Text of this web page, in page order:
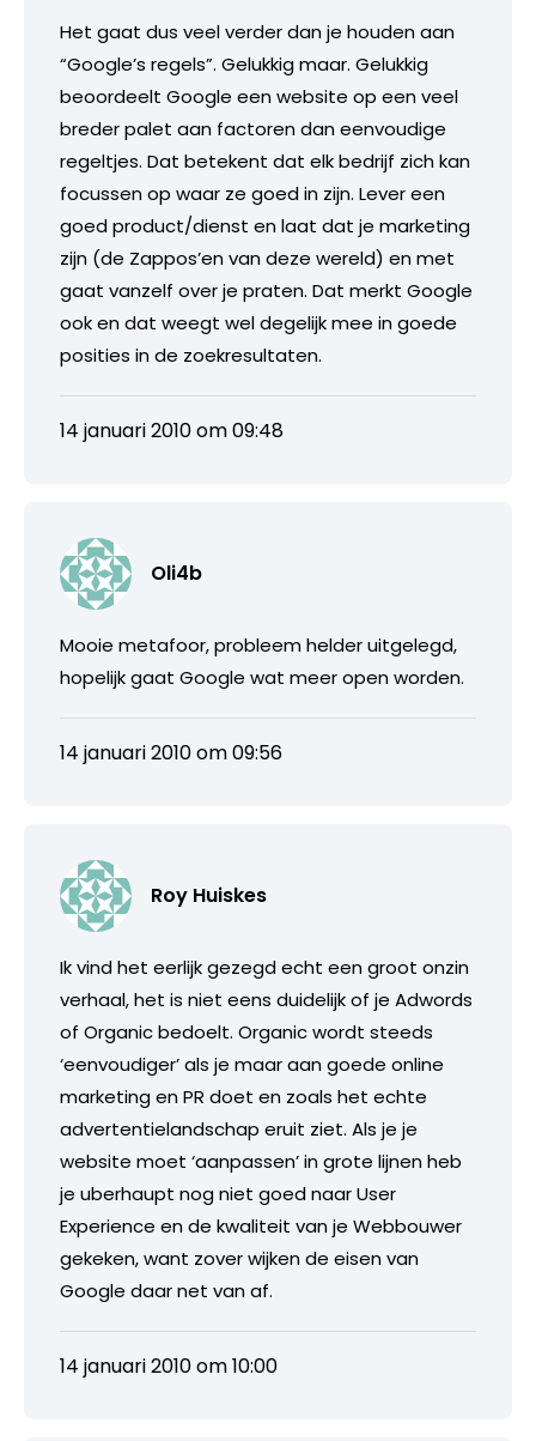
Het gaat dus veel verder dan je houden aan
“Google’s regels”. Gelukkig maar. Gelukkig
beoordeelt Google een website op een veel
breder palet aan factoren dan eenvoudige
regeltjes. Dat betekent dat elk bedrijf zich kan
focussen op waar ze goed in zijn. Lever een
goed product/dienst en laat dat je marketing
zijn (de Zappos’en van deze wereld) en met
gaat vanzelf over je praten. Dat merkt Google
ook en dat weegt wel degelijk mee in goede
posities in de zoekresultaten.
14 januari 2010 om 09:48
Oli4b
Mooie metafoor, probleem helder uitgelegd,
hopelijk gaat Google wat meer open worden.
14 januari 2010 om 09:56
Roy Huiskes
Ik vind het eerlijk gezegd echt een groot onzin
verhaal, het is niet eens duidelijk of je Adwords
of Organic bedoelt. Organic wordt steeds
‘eenvoudiger’ als je maar aan goede online
marketing en PR doet en zoals het echte
advertentielandschap eruit ziet. Als je je
website moet ‘aanpassen’ in grote lijnen heb
je uberhaupt nog niet goed naar User
Experience en de kwaliteit van je Webbouwer
gekeken, want zover wijken de eisen van
Google daar net van af.
14 januari 2010 om 10:00